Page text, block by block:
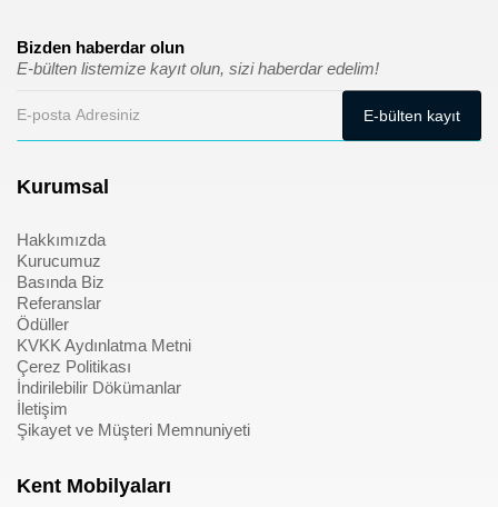
Bizden haberdar olun
E-bülten listemize kayıt olun, sizi haberdar edelim!
Kurumsal
Hakkımızda
Kurucumuz
Basında Biz
Referanslar
Ödüller
KVKK Aydınlatma Metni
Çerez Politikası
İndirilebilir Dökümanlar
İletişim
Şikayet ve Müşteri Memnuniyeti
Kent Mobilyaları